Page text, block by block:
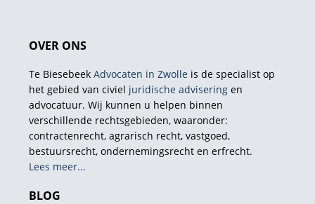
OVER ONS
Te Biesebeek Advocaten in Zwolle is de specialist op
het gebied van civiel juridische adviseringen
advocatuur. Wij kunnen u helpen binnen
verschillende rechtsgebieden, waaronder:
contractenrecht, agrarisch recht, vastgoed,
bestuursrecht, ondernemingsrecht en erfrecht.
Lees meer...
BLOG